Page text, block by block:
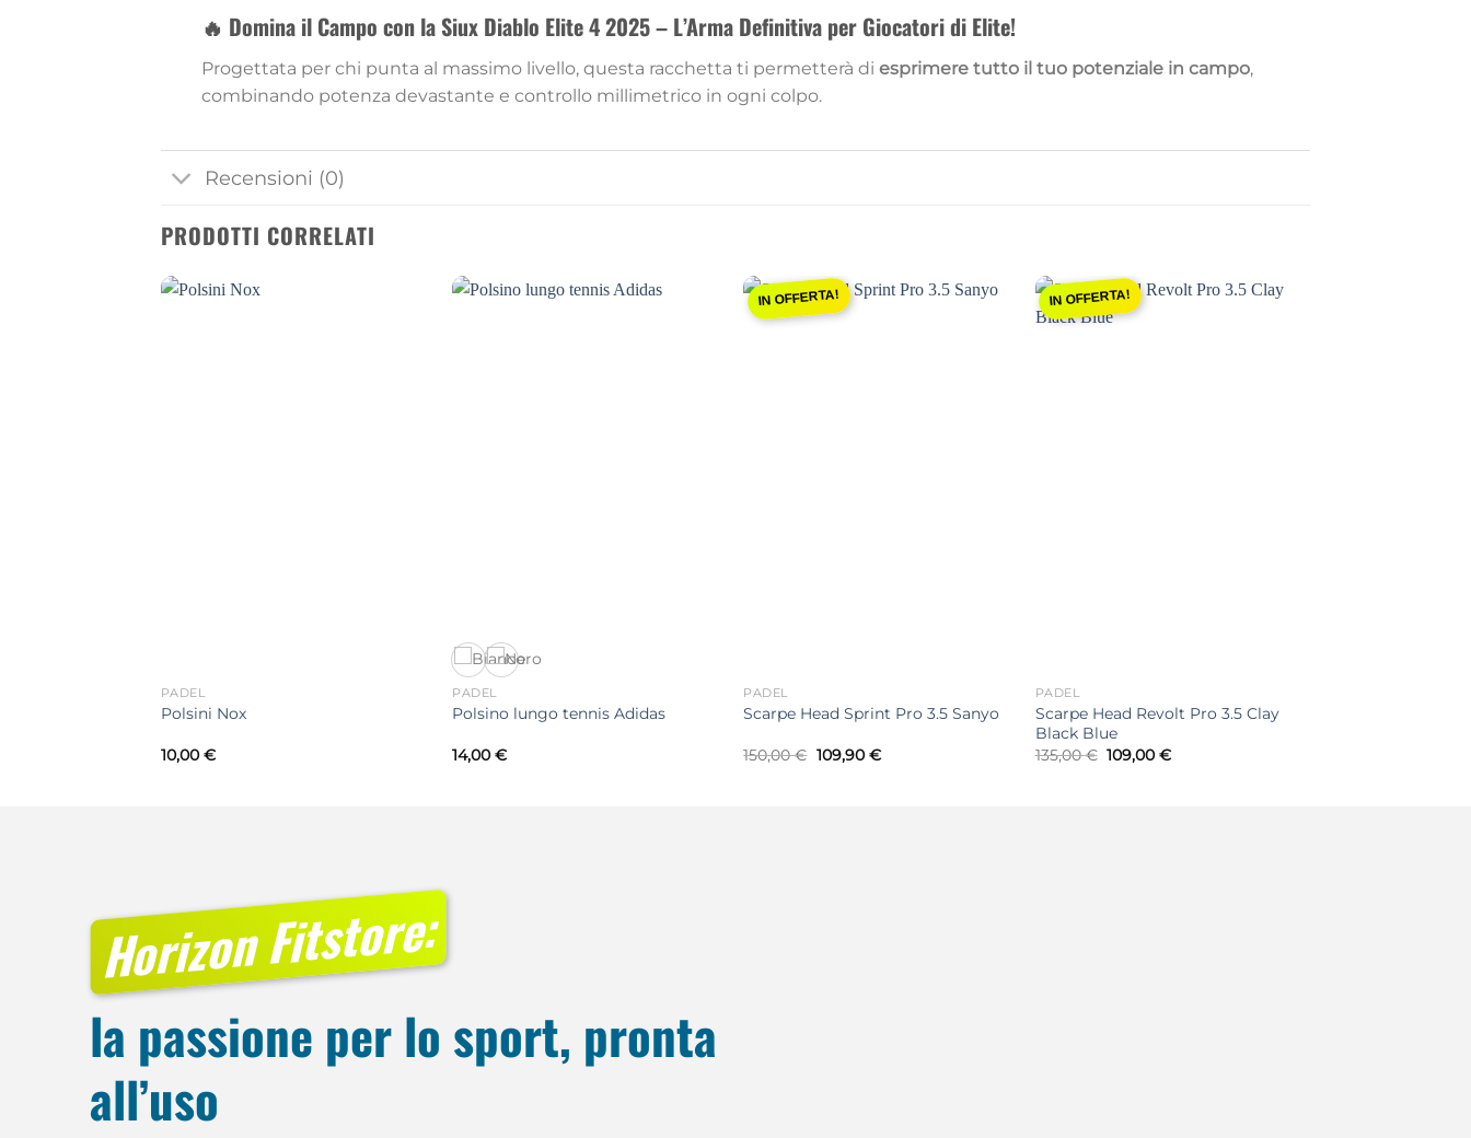
🔥 Domina il Campo con la Siux Diablo Elite 4 2025 – L’Arma Definitiva per Giocatori di Elite!
Progettata per chi punta al massimo livello, questa racchetta ti permetterà di esprimere tutto il tuo potenziale in campo,
combinando potenza devastante e controllo millimetrico in ogni colpo.
Recensioni (0)
PRODOTTI CORRELATI
PADEL
Polsini Nox
10,00€
PADEL
Polsino lungo tennis Adidas
14,00€
IN OFFERTA!
PADEL
Scarpe Head Sprint Pro 3.5 Sanyo
150,00€ Il
prezzo
109,90€Il
IN OFFERTA!
PADEL
Scarpe Head Revolt Pro 3.5 Clay
Black Blue
135,00€ Il
prezzo
109,00€Il
Horizon Fitstore:
la passione per lo sport, pronta
all’uso